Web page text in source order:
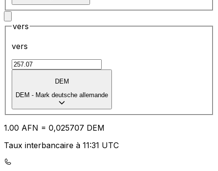
vers
vers
DEM
DEM - Mark deutsche allemande
1.00 AFN = 0,025707 DEM
Taux interbancaire à 11:31 UTC